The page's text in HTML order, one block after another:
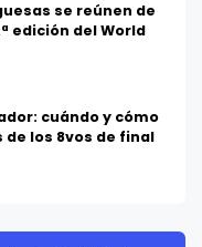
se reúnen de
edición del World
cuándo y cómo
los 8vos de final